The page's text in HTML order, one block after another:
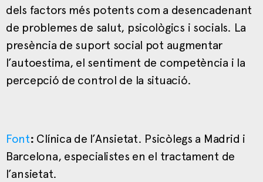
dels factors més potents com a desencadenant
de problemes de salut, psicològics i socials. La
presència de suport social pot augmentar
l’autoestima, el sentiment de competència i la
percepció de control de la situació.
Font: Clínica de l’Ansietat. Psicòlegs a Madrid i
Barcelona, especialistes en el tractament de
l’ansietat.